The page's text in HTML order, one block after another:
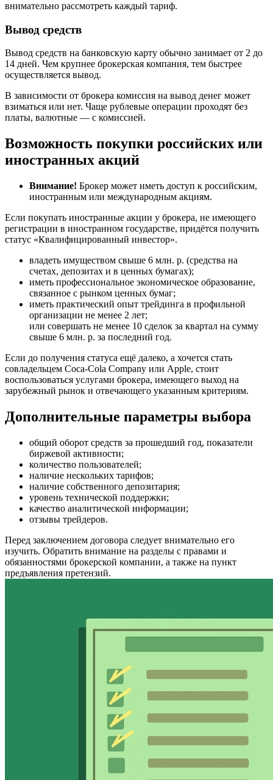
внимательно рассмотреть каждый тариф.
Вывод средств
Вывод средств на банковскую карту обычно занимает от 2 до
14 дней. Чем крупнее брокерская компания, тем быстрее
осуществляется вывод.
В зависимости от брокера комиссия на вывод денег может
взиматься или нет. Чаще рублевые операции проходят без
платы, валютные — с комиссией.
Возможность покупки российских или
иностранных акций
Внимание! Брокер может иметь доступ к российским,
иностранным или международным акциям.
Если покупать иностранные акции у брокера, не имеющего
регистрации в иностранном государстве, придётся получить
статус «Квалифицированный инвестор».
владеть имуществом свыше 6 млн. р. (средства на
счетах, депозитах и в ценных бумагах);
иметь профессиональное экономическое образование,
связанное с рынком ценных бумаг;
иметь практический опыт трейдинга в профильной
организации не менее 2 лет;
или совершать не менее 10 сделок за квартал на сумму
свыше 6 млн. р. за последний год.
Если до получения статуса ещё далеко, а хочется стать
совладельцем Coca-Cola Company или Apple, стоит
воспользоваться услугами брокера, имеющего выход на
зарубежный рынок и отвечающего указанным критериям.
Дополнительные параметры выбора
общий оборот средств за прошедший год, показатели
биржевой активности;
количество пользователей;
наличие нескольких тарифов;
наличие собственного депозитария;
уровень технической поддержки;
качество аналитической информации;
отзывы трейдеров.
Перед заключением договора следует внимательно его
изучить. Обратить внимание на разделы с правами и
обязанностями брокерской компании, а также на пункт
предъявления претензий.